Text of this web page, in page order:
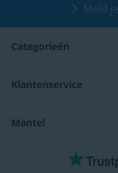
Meld
Categorieën
Klantenservice
Mantel